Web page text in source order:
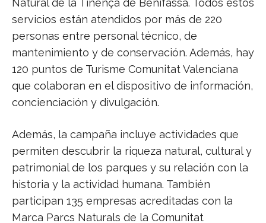
Natural de la Tinença de Benifassà. Todos estos
servicios están atendidos por más de 220
personas entre personal técnico, de
mantenimiento y de conservación. Además, hay
120 puntos de Turisme Comunitat Valenciana
que colaboran en el dispositivo de información,
concienciación y divulgación.
Además, la campaña incluye actividades que
permiten descubrir la riqueza natural, cultural y
patrimonial de los parques y su relación con la
historia y la actividad humana. También
participan 135 empresas acreditadas con la
Marca Parcs Naturals de la Comunitat